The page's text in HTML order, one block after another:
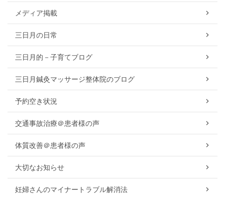
メディア掲載
三日月の日常
三日月的－子育てブログ
三日月鍼灸マッサージ整体院のブログ
予約空き状況
交通事故治療＠患者様の声
体質改善＠患者様の声
大切なお知らせ
妊婦さんのマイナートラブル解消法